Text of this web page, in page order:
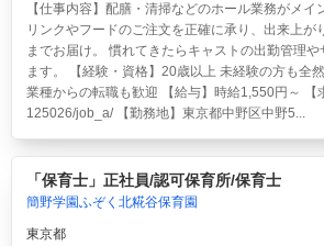
【仕事内容】配膳・清掃などのホール業務がメイ
リンクやフードのご注文を正確に承り、出来上が
までお届け。 慣れてきたらキャストの出勤管理
ます。 【経験・資格】20歳以上 未経験の方も全
業種からの転職も歓迎 【給与】時給1,550円～ 【
125026/job_a/ 【勤務地】東京都中野区中野5...
「保育士」正社員/認可保育所/保育士
簡野学園ふぞく北糀谷保育園
東京都